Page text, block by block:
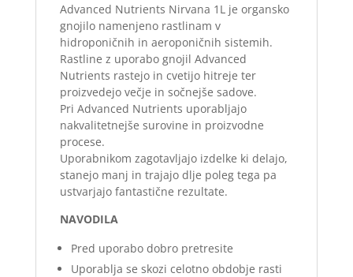
Advanced Nutrients Nirvana 1L je organsko
gnojilo namenjeno rastlinam v
hidroponičnih in aeroponičnih sistemih.
Rastline z uporabo gnojil Advanced
Nutrients rastejo in cvetijo hitreje ter
proizvedejo večje in sočnejše sadove.
Pri Advanced Nutrients uporabljajo
nakvalitetnejše surovine in proizvodne
procese.
Uporabnikom zagotavljajo izdelke ki delajo,
stanejo manj in trajajo dlje poleg tega pa
ustvarjajo fantastične rezultate.
NAVODILA
Pred uporabo dobro pretresite
Uporablja se skozi celotno obdobje rasti